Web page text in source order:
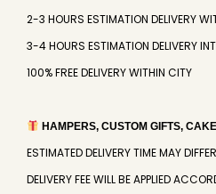
2-3 HOURS ESTIMATION DELIVERY
3-4 HOURS ESTIMATION DELIVERY
100% FREE DELIVERY WITHIN CITY
HAMPERS, CUSTOM GIFTS,
ESTIMATED DELIVERY TIME MAY DIFFER
DELIVERY FEE WILL BE APPLIED